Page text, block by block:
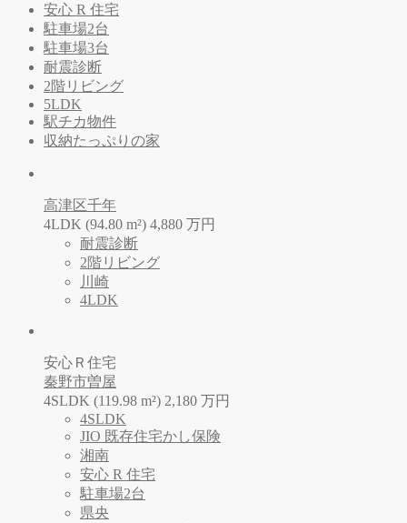
安心 R 住宅
駐車場2台
駐車場3台
耐震診断
2階リビング
5LDK
駅チカ物件
収納たっぷりの家
高津区千年
4LDK (94.80 m²) 4,880 万円
耐震診断
2階リビング
川崎
4LDK
安心Ｒ住宅
秦野市曽屋
4SLDK (119.98 m²) 2,180 万円
4SLDK
JIO 既存住宅かし保険
湘南
安心 R 住宅
駐車場2台
県央